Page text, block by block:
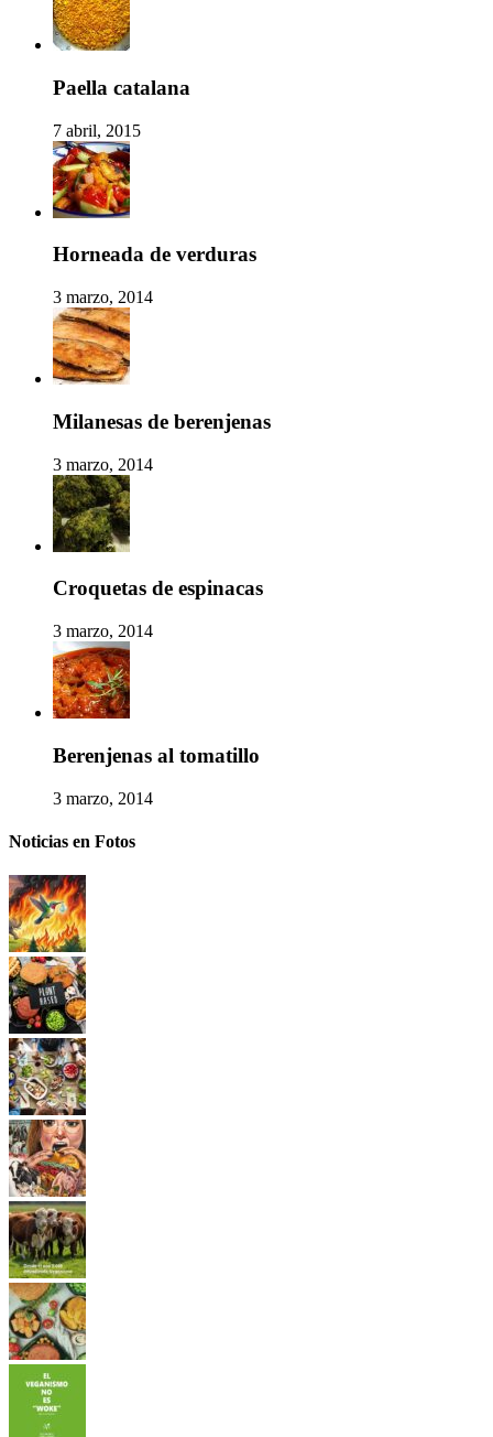
Paella catalana
7 abril, 2015
Horneada de verduras
3 marzo, 2014
Milanesas de berenjenas
3 marzo, 2014
Croquetas de espinacas
3 marzo, 2014
Berenjenas al tomatillo
3 marzo, 2014
Noticias en Fotos